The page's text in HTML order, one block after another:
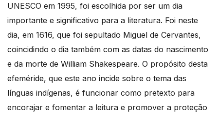
UNESCO em 1995, foi escolhida por ser um dia
importante e significativo para a literatura. Foi neste
dia, em 1616, que foi sepultado Miguel de Cervantes,
coincidindo o dia também com as datas do nascimento
e da morte de William Shakespeare. O propósito desta
efeméride, que este ano incide sobre o tema das
línguas indígenas, é funcionar como pretexto para
encorajar e fomentar a leitura e promover a proteção